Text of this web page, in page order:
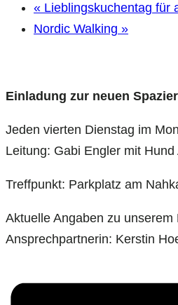
« Lieblingskuchentag für
Nordic Walking »
Einladung zur neuen
Jeden vierten Dienstag im
Leitung: Gabi Engler mit Hund
Treffpunkt: Parkplatz am
Aktuelle Angaben zu
Ansprechpartnerin: Kerstin